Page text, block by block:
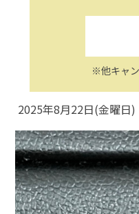
※他キャ
2025年8月22日(金曜日)